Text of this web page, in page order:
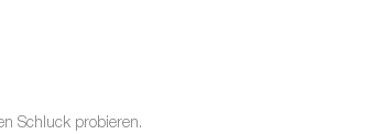
Schluck probieren.